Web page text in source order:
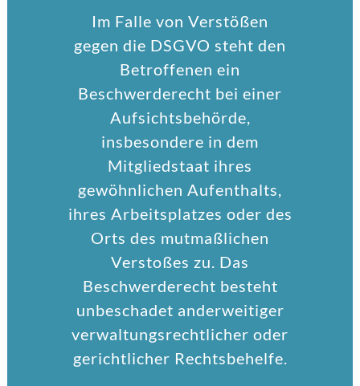
Im Falle von Verstößen
gegen die DSGVO steht den
Betroffenen ein
Beschwerderecht bei einer
Aufsichtsbehörde,
insbesondere in dem
Mitgliedstaat ihres
gewöhnlichen Aufenthalts,
ihres Arbeitsplatzes oder des
Orts des mutmaßlichen
Verstoßes zu. Das
Beschwerderecht besteht
unbeschadet anderweitiger
verwaltungsrechtlicher oder
gerichtlicher Rechtsbehelfe.